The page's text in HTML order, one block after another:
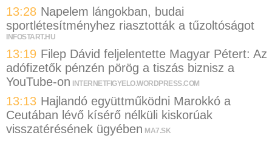
13:28 Napelem lángokban, budai
sportlétesítményhez riasztották a tűzoltóságot
INFOSTART.HU
13:19 Filep Dávid feljelentette Magyar Pétert: Az
adófizetők pénzén pörög a tiszás biznisz a
YouTube-on INTERNETFIGYELO.WORDPRESS.COM
13:13 Hajlandó együttműködni Marokkó a
Ceutában lévő kísérő nélküli kiskorúak
visszatérésének ügyében MA7.SK